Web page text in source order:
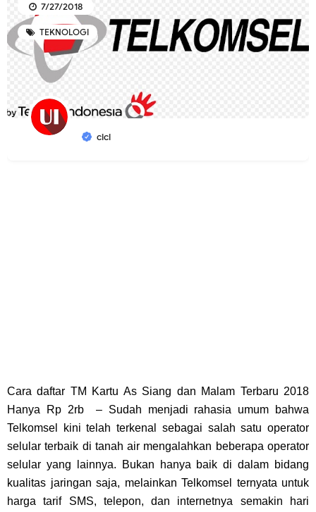
TEKNOLOGI
cici
7/27/2018
Cara daftar TM Kartu As Siang dan Malam Terbaru 2018
Hanya Rp 2rb
– Sudah menjadi rahasia umum bahwa
Telkomsel kini telah terkenal sebagai salah satu operator
selular terbaik di tanah air mengalahkan beberapa operator
selular yang lainnya. Bukan hanya baik di dalam bidang
kualitas jaringan saja, melainkan Telkomsel ternyata untuk
harga tarif SMS, telepon, dan internetnya semakin hari